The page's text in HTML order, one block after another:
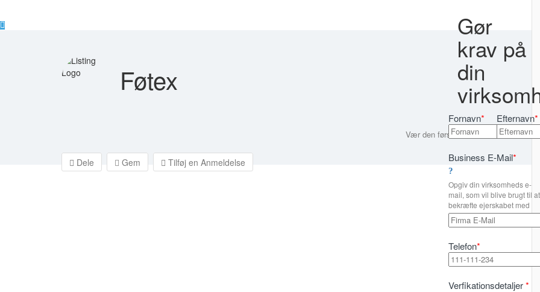
Føtex
Vær den første til at bedømme
Dele Gem Tilføj en Anmeldelse
Gør
krav på
din
Fornavn* Efternavn*
Business E-Mail*
Opgiv din virksomheds e-
mail, som vil blive brugt til at
bekræfte ejerskabet med
Telefon*
Verfikationsdetaljer*